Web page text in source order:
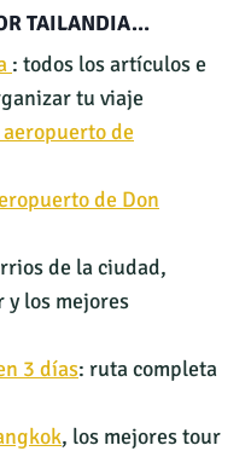
TAILANDIA…
: todos los artículos e
tu viaje
de
de Don
de la ciudad,
los mejores
3 días: ruta completa
, los mejores tour